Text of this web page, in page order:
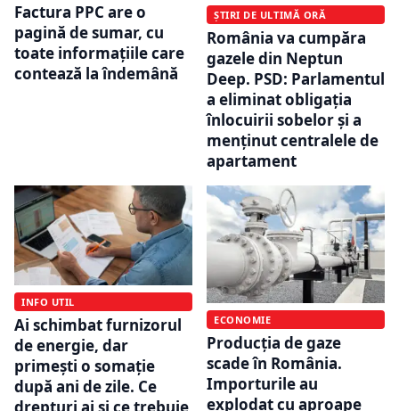
Factura PPC are o
pagină de sumar, cu
toate informațiile care
contează la îndemână
ȘTIRI DE ULTIMĂ ORĂ
România va cumpăra
gazele din Neptun
Deep. PSD: Parlamentul
a eliminat obligația
înlocuirii sobelor și a
menținut centralele de
apartament
INFO UTIL
Ai schimbat furnizorul
de energie, dar
primești o somație
după ani de zile. Ce
ECONOMIE
Producția de gaze
scade în România.
Importurile au
explodat cu aproape